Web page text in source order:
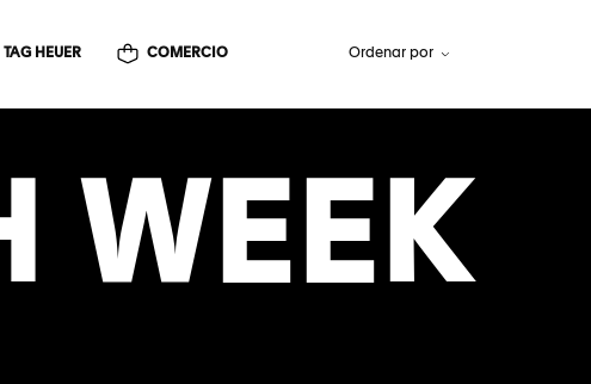
TAG HEUER COMERCIO Ordenar por
WEEK